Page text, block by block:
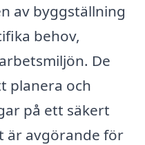
av byggställning
behov,
De
planera och
på ett säkert
är avgörande för